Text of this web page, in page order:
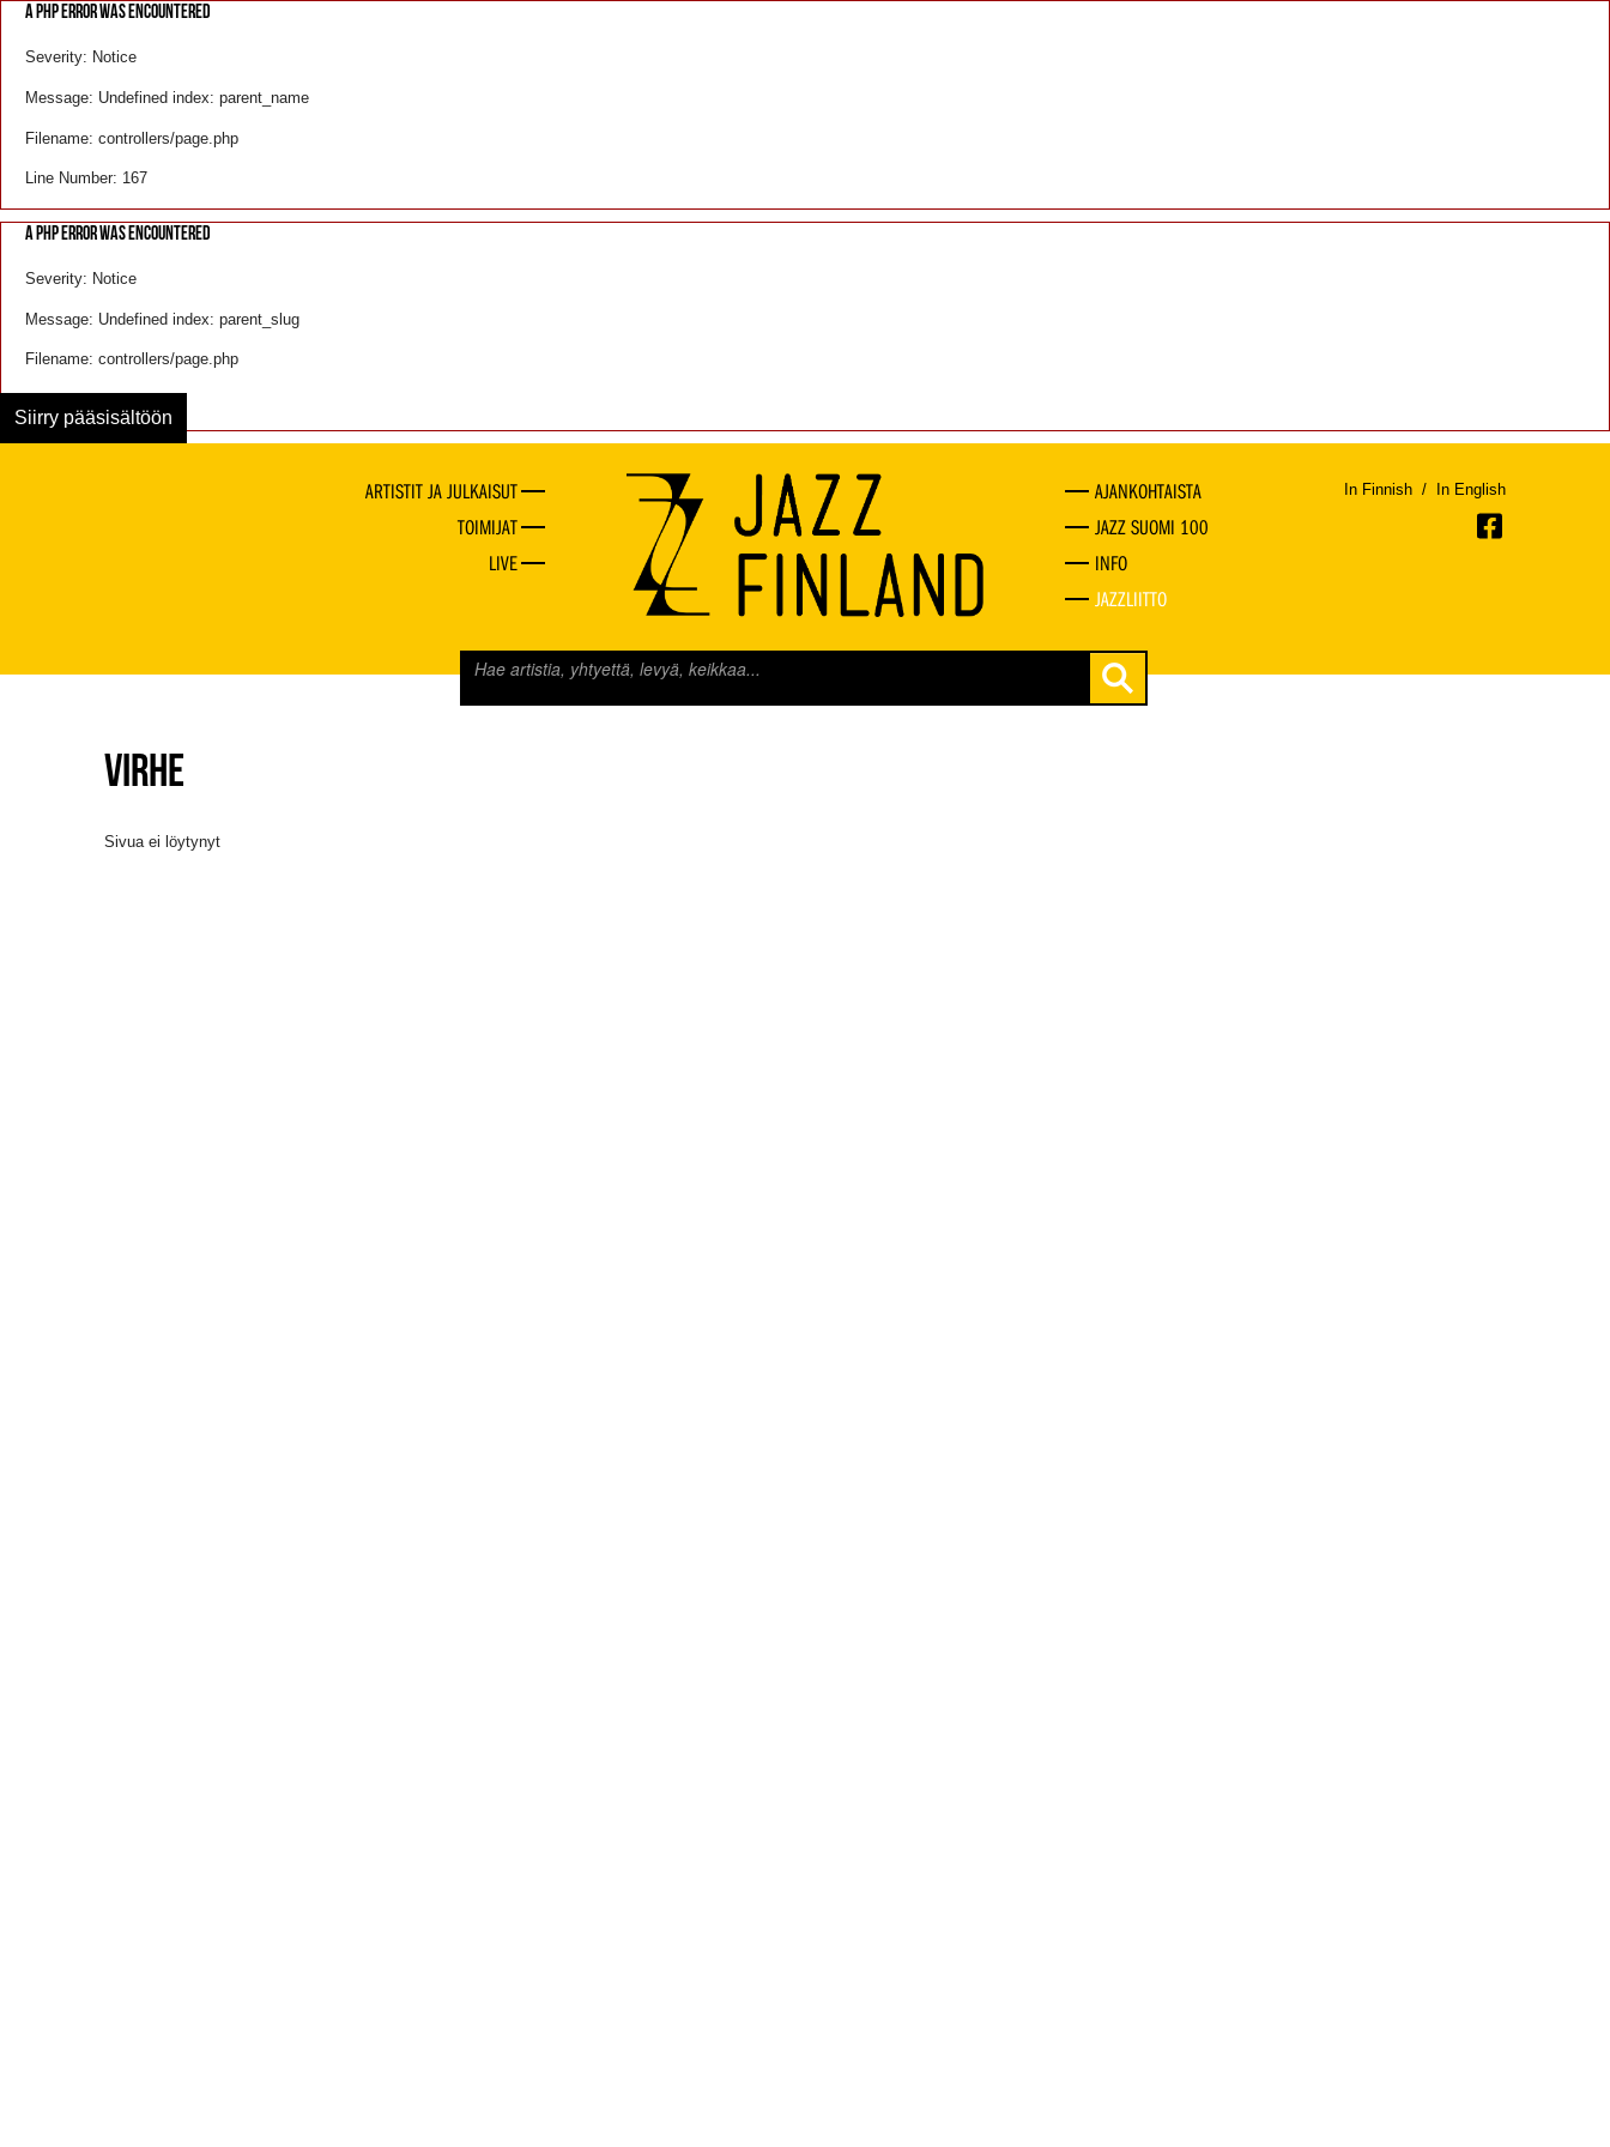
A PHP ERROR WAS ENCOUNTERED
Severity: Notice
Message: Undefined index: parent_name
Filename: controllers/page.php
Line Number: 167
A PHP ERROR WAS ENCOUNTERED
Severity: Notice
Message: Undefined index: parent_slug
Filename: controllers/page.php
Siirry pääsisältöön
ARTISTIT JA JULKAISUT
TOIMIJAT
LIVE
AJANKOHTAISTA
JAZZ SUOMI 100
INFO
JAZZLIITTO
In Finnish / In English
VIRHE
Sivua ei löytynyt